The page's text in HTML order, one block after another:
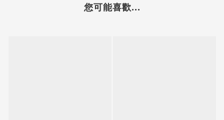
您可能喜歡...